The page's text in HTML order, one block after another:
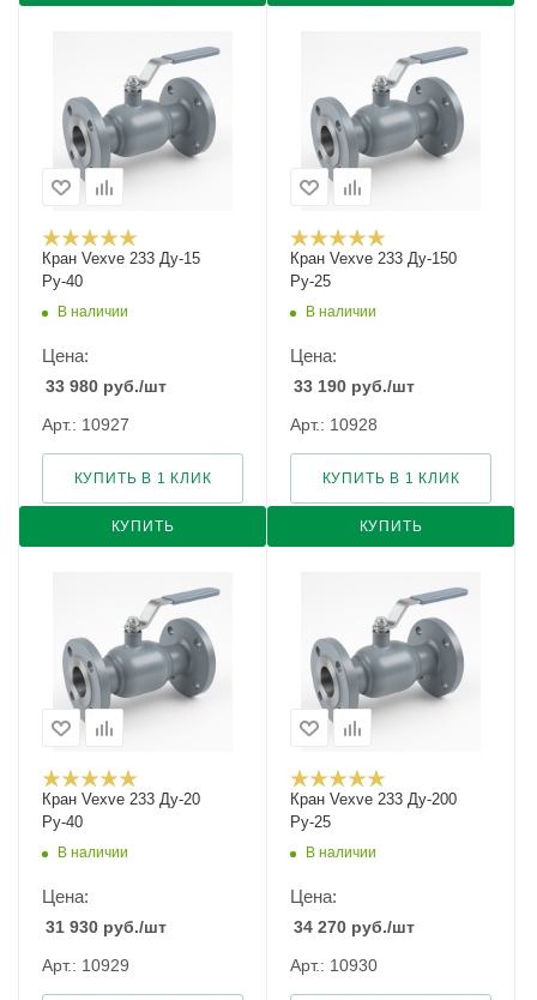
Кран Vexve 233 Ду-15
Ру-40
В наличии
Цена:
33 980 руб./шт
Арт.: 10927
КУПИТЬ
КУПИТЬ В 1 КЛИК
Кран Vexve 233 Ду-150
Ру-25
В наличии
Цена:
33 190 руб./шт
Арт.: 10928
КУПИТЬ
КУПИТЬ В 1 КЛИК
Кран Vexve 233 Ду-20
Ру-40
В наличии
Цена:
31 930 руб./шт
Арт.: 10929
Кран Vexve 233 Ду-200
Ру-25
В наличии
Цена:
34 270 руб./шт
Арт.: 10930